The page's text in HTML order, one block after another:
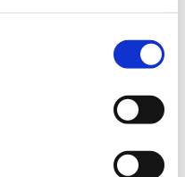
behandle og videregive
indsamles,
artikel 6(1)(c) og (d),
indsamles, behandles